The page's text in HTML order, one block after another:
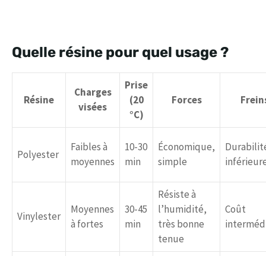
Quelle résine pour quel usage ?
Résine
Charges
visées
Prise
(20
°C)
Forces
Polyester
Faibles à
moyennes
10-30
min
Économique,
simple
Vinylester
Moyennes
à fortes
30-45
min
Résiste à
l’humidité,
très bonne
tenue
Coût